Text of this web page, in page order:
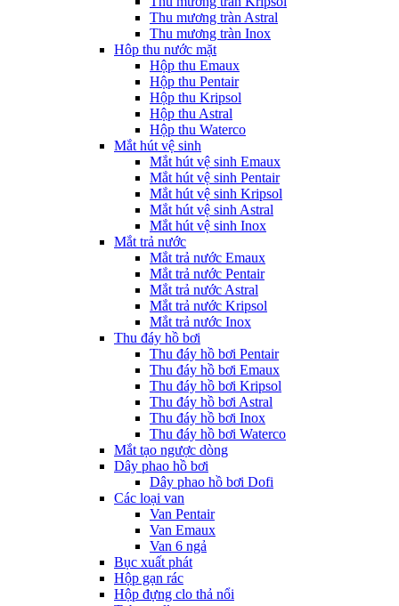
Thu mương tràn Astral
Thu mương tràn Inox
Hôp thu nước mặt
Hộp thu Emaux
Hộp thu Pentair
Hộp thu Kripsol
Hộp thu Astral
Hộp thu Waterco
Mắt hút vệ sinh
Mắt hút vệ sinh Emaux
Mắt hút vệ sinh Pentair
Mắt hút vệ sinh Kripsol
Mắt hút vệ sinh Astral
Mắt hút vệ sinh Inox
Mắt trả nước
Mắt trả nước Emaux
Mắt trả nước Pentair
Mắt trả nước Astral
Mắt trả nước Kripsol
Mắt trả nước Inox
Thu đáy hồ bơi
Thu đáy hồ bơi Pentair
Thu đáy hồ bơi Emaux
Thu đáy hồ bơi Kripsol
Thu đáy hồ bơi Astral
Thu đáy hồ bơi Inox
Thu đáy hồ bơi Waterco
Mắt tạo ngược dòng
Dây phao hồ bơi
Dây phao hồ bơi Dofi
Các loại van
Van Pentair
Van Emaux
Van 6 ngả
Bục xuất phát
Hộp gạn rác
Hộp đựng clo thả nổi